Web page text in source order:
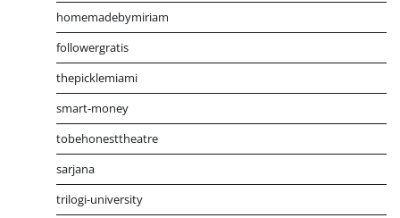
homemadebymiriam
followergratis
thepicklemiami
smart-money
tobehonesttheatre
sarjana
trilogi-university